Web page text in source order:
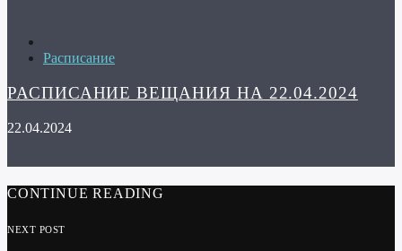
Расписание
РАСПИСАНИЕ ВЕЩАНИЯ НА 22.04.2024
22.04.2024
CONTINUE READING
NEXT POST